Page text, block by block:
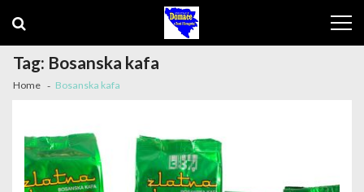
Tag: Bosanska kafa
Home Bosanska kafa